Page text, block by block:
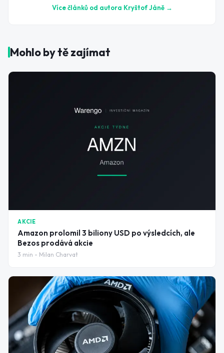
Více článků od autora Kryštof Jáně →
Mohlo by tě zajímat
AKCIE
Amazon prolomil 3 biliony USD po výsledcích, ale
Bezos prodává akcie
3 min - Milan Charvat